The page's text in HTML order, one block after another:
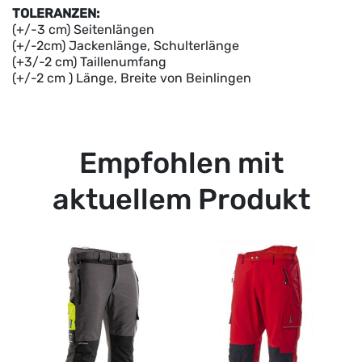
TOLERANZEN:
(+/-3 cm) Seitenlängen
(+/-2cm) Jackenlänge, Schulterlänge
(+3/-2 cm) Taillenumfang
(+/-2 cm ) Länge, Breite von Beinlingen
Empfohlen mit
aktuellem Produkt